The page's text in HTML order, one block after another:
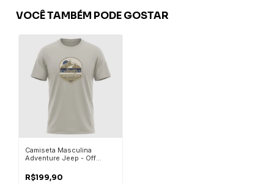
VOCÊ TAMBÉM PODE GOSTAR
Camiseta Masculina
Adventure Jeep - Off
R$199,90